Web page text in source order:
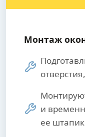
Монтаж
и
ее